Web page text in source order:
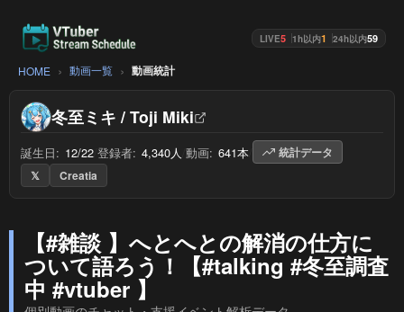
LIVE5 1h以内1 24h以内59
HOME 動画一覧 動画統計
冬至ミキ / Toji Miki
誕生日: 12/22 登録者: 4,340人 動画: 641本
統計データ
𝕏
Creatia
【#雑談 】へとへとの解消の仕方に
ついて語ろう！【#talking #冬至調査
中 #vtuber 】